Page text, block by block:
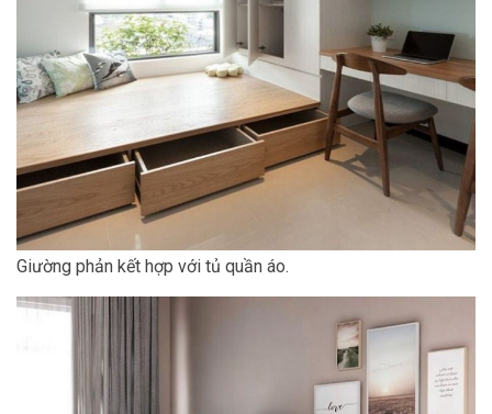
Giường phản kết hợp với tủ quần áo.